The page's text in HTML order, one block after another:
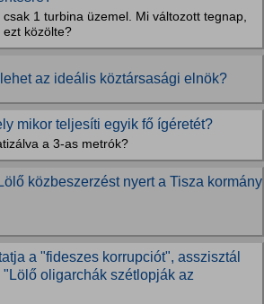
csak 1 turbina üzemel. Mi változott tegnap,
ezt közölte?
az ideális köztársasági elnök?
mikor teljesíti egyik fő ígéretét?
a 3-as metrók?
közbeszerzést nyert a Tisza kormány
a "fideszes korrupciót", asszisztál
oligarchák szétlopják az